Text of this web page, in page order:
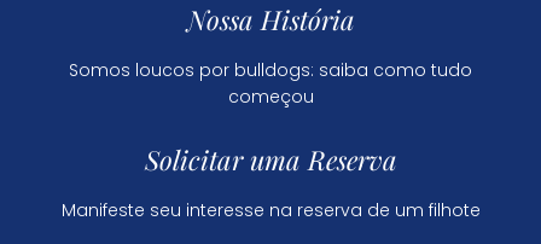
Nossa História
Somos loucos por bulldogs: saiba como tudo
começou
Solicitar uma Reserva
Manifeste seu interesse na reserva de um filhote